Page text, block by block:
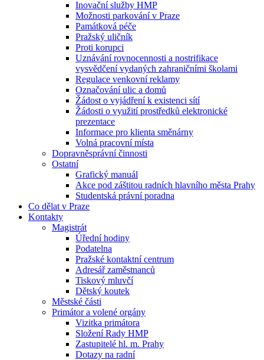
Inovační služby HMP
Možnosti parkování v Praze
Památková péče
Pražský uličník
Proti korupci
Uznávání rovnocennosti a nostrifikace
vysvědčení vydaných zahraničními školami
Regulace venkovní reklamy
Označování ulic a domů
Žádost o vyjádření k existenci sítí
Žádosti o využití prostředků elektronické
prezentace
Informace pro klienta směnárny
Volná pracovní místa
Dopravněsprávní činnosti
Ostatní
Grafický manuál
Akce pod záštitou radních hlavního města Prahy
Studentská právní poradna
Co dělat v Praze
Kontakty
Magistrát
Úřední hodiny
Podatelna
Pražské kontaktní centrum
Adresář zaměstnanců
Tiskový mluvčí
Dětský koutek
Městské části
Primátor a volené orgány
Vizitka primátora
Složení Rady HMP
Zastupitelé hl. m. Prahy
Dotazy na radní